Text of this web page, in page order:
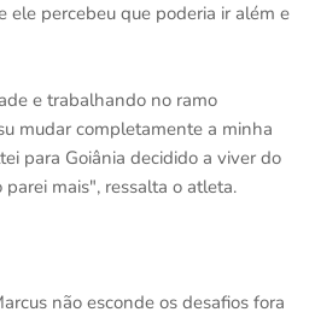
ele percebeu que poderia ir além e
e trabalhando no ramo
mudar completamente a minha
para Goiânia decidido a viver do
mais", ressalta o atleta.
não esconde os desafios fora